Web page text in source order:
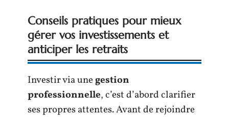
Conseils pratiques pour mieux
gérer vos investissements et
anticiper les retraits
Investir via unegestion
professionnelle, c’est d’abord clarifier
ses propres attentes. Avant de rejoindre